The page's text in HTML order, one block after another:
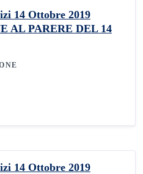
14 Ottobre 2019
AL PARERE DEL 14
14 Ottobre 2019